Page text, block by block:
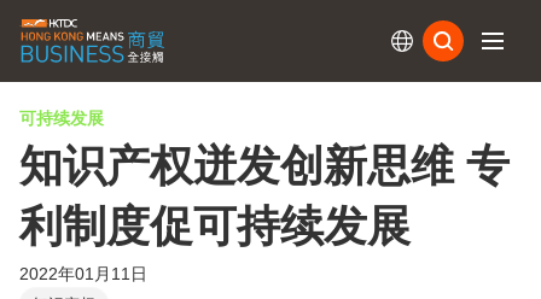
可持续发展
知识产权迸发创新思维 专
利制度促可持续发展
2022年01月11日